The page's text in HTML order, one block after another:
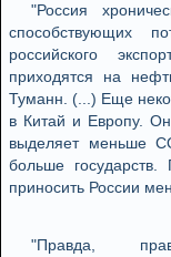
"Россия
способствующих
российского
приходятся на
Туманн. (...) Еще
в Китай и Европу.
выделяет меньше
больше
приносить России
"Правда,